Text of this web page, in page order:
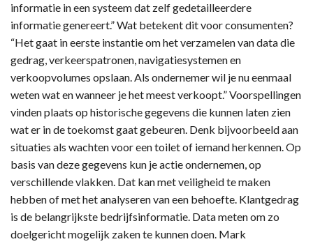
informatie in een systeem dat zelf gedetailleerdere
informatie genereert.” Wat betekent dit voor consumenten?
“Het gaat in eerste instantie om het verzamelen van data die
gedrag, verkeerspatronen, navigatiesystemen en
verkoopvolumes opslaan. Als ondernemer wil je nu eenmaal
weten wat en wanneer je het meest verkoopt.” Voorspellingen
vinden plaats op historische gegevens die kunnen laten zien
wat er in de toekomst gaat gebeuren. Denk bijvoorbeeld aan
situaties als wachten voor een toilet of iemand herkennen. Op
basis van deze gegevens kun je actie ondernemen, op
verschillende vlakken. Dat kan met veiligheid te maken
hebben of met het analyseren van een behoefte. Klantgedrag
is de belangrijkste bedrijfsinformatie. Data meten om zo
doelgericht mogelijk zaken te kunnen doen. Mark